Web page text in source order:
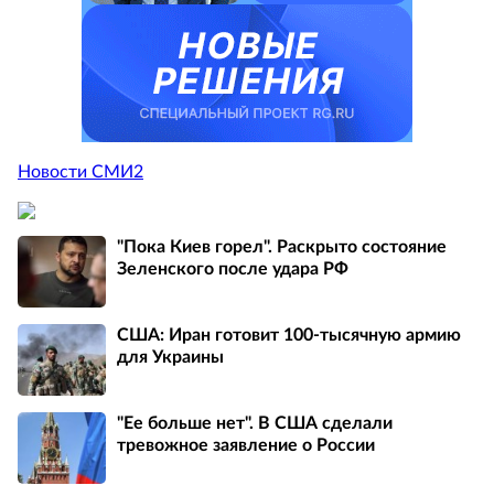
Новости СМИ2
"Пока Киев горел". Раскрыто состояние
Зеленского после удара РФ
США: Иран готовит 100-тысячную армию
для Украины
"Ее больше нет". В США сделали
тревожное заявление о России